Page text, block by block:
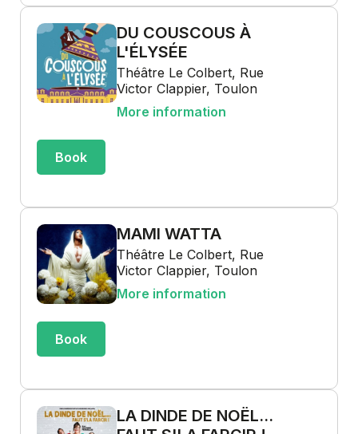
DU COUSCOUS À
L'ÉLYSÉE
Théâtre Le Colbert, Rue
Victor Clappier, Toulon
More information
Book
MAMI WATTA
Théâtre Le Colbert, Rue
Victor Clappier, Toulon
More information
Book
LA DINDE DE NOËL...